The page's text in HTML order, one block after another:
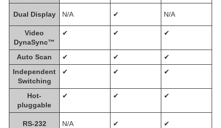
Dual Display N/A ✔ N/A
Video
DynaSync™
✔ ✔ ✔
Auto Scan ✔ ✔
✔
Independent
Switching
✔ ✔ ✔
Hot-
pluggable
✔ ✔ ✔
RS-232
N/A ✔ ✔